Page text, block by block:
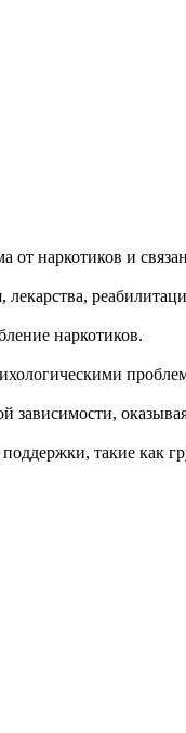
от наркотиков и
наркотиков.
зависимости,
такие как